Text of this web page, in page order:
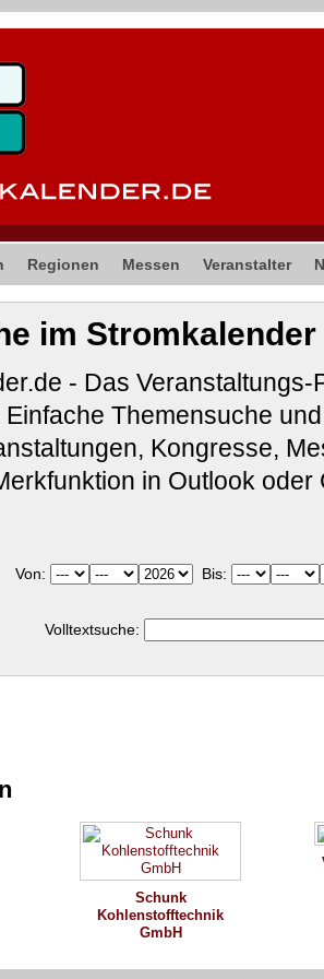
Regionen Messen Veranstalter
im Stromkalender
- Das Veranstaltungs-
Einfache Themensuche
Kongresse,
in Outlook oder
Von: Bis:
Volltextsuche:
Schunk
Kohlenstofftechnik
GmbH